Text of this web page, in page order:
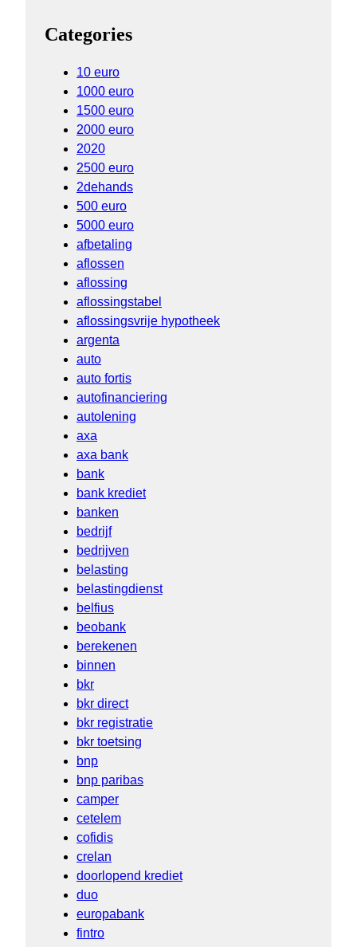
Categories
10 euro
1000 euro
1500 euro
2000 euro
2020
2500 euro
2dehands
500 euro
5000 euro
afbetaling
aflossen
aflossing
aflossingstabel
aflossingsvrije hypotheek
argenta
auto
auto fortis
autofinanciering
autolening
axa
axa bank
bank
bank krediet
banken
bedrijf
bedrijven
belasting
belastingdienst
belfius
beobank
berekenen
binnen
bkr
bkr direct
bkr registratie
bkr toetsing
bnp
bnp paribas
camper
cetelem
cofidis
crelan
doorlopend krediet
duo
europabank
fintro